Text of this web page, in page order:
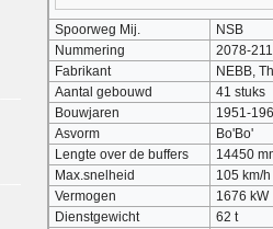
Spoorweg Mij.
NSB
Nummering
2078-
Fabrikant
NEBB,
Aantal gebouwd
41 stuks
Bouwjaren
1951-
Asvorm
Bo'Bo'
Lengte over de buffers
14450
Max.snelheid
105 km/h
Vermogen
1676 kW
Dienstgewicht
62 t